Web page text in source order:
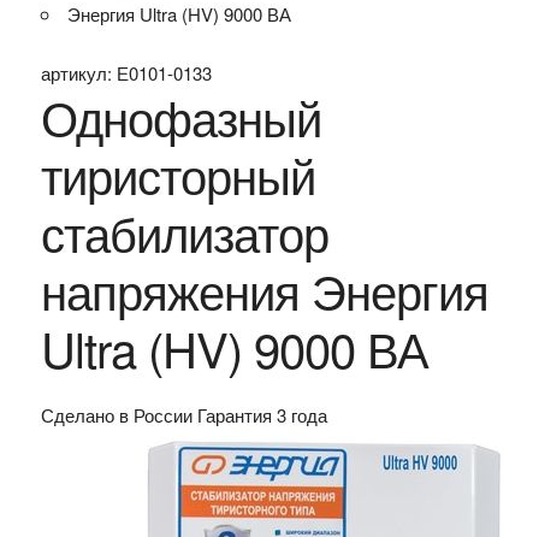
Энергия Ultra (HV) 9000 ВА
артикул: Е0101-0133
Однофазный
тиристорный
стабилизатор
напряжения Энергия
Ultra (HV) 9000 ВА
Сделано в России Гарантия 3 года